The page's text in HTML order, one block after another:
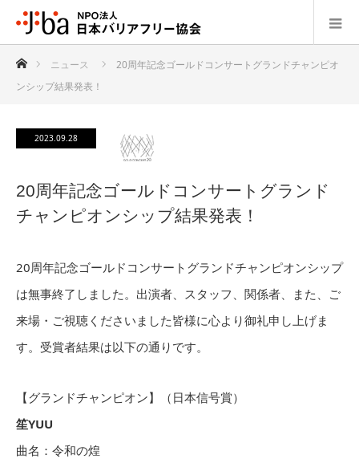
ホーム ニュース
20周年記念ゴールドコンサートグランドチャンピオ
ンシップ結果発表！
2023.09.28
20周年記念ゴールドコンサートグランド
チャンピオンシップ結果発表！
20周年記念ゴールドコンサートグランドチャンピオンシップ
は無事終了しました。出演者、スタッフ、関係者、また、ご
来場・ご視聴くださいました皆様に心より御礼申し上げま
す。受賞者結果は以下の通りです。
【グランドチャンピオン】（日本信号賞）
笙YUU
曲名：令和の煌